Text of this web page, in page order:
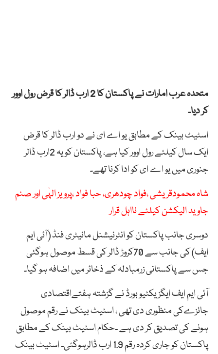
متحدہ عرب امارات نے پاکستان کا 2 ارب ڈالر کا قرض رول اوور
کر دیا۔
اسٹیٹ بینک کے مطابق یو اے ای نے دو ارب ڈالر کا قرض
ایک سال کیلئے رول اوور کیا ہے، پاکستان کو یہ 2ارب ڈالر
جنوری میں یو اے ای کو ادا کرنا تھے۔
شاہ محمودقریشی ،فواد چودھری، حبا فواد ،پرویز الہٰی اور صنم
جاوید الیکشن کیلئے نااہل قرار
دوسری جانب پاکستان کو انٹرنیشنل مانیٹری فنڈ (آئی ایم
ایف) کی جانب سے 70کروڑ ڈالر کی قسط موصول ہوگئی
جس سے پاکستانی زرمبادلہ کے ذخائر میں اضافہ ہو گیا۔
آئی ایم ایف ایگزیکٹیو بورڈ نے گزشتہ ہفتےاقتصادی
جائزےکی منظوری دی تھی ، اسٹیٹ بینک نے رقم موصول
ہونے کی تصدیق کر دی ہے ۔حکام اسٹیٹ بینک کے مطابق
پاکستان کو جاری کردہ رقم 1.9 ارب ڈالرہوگئی۔ اسٹیٹ بینک